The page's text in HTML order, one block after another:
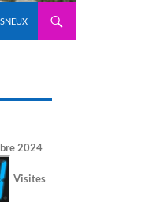
2024
Visites